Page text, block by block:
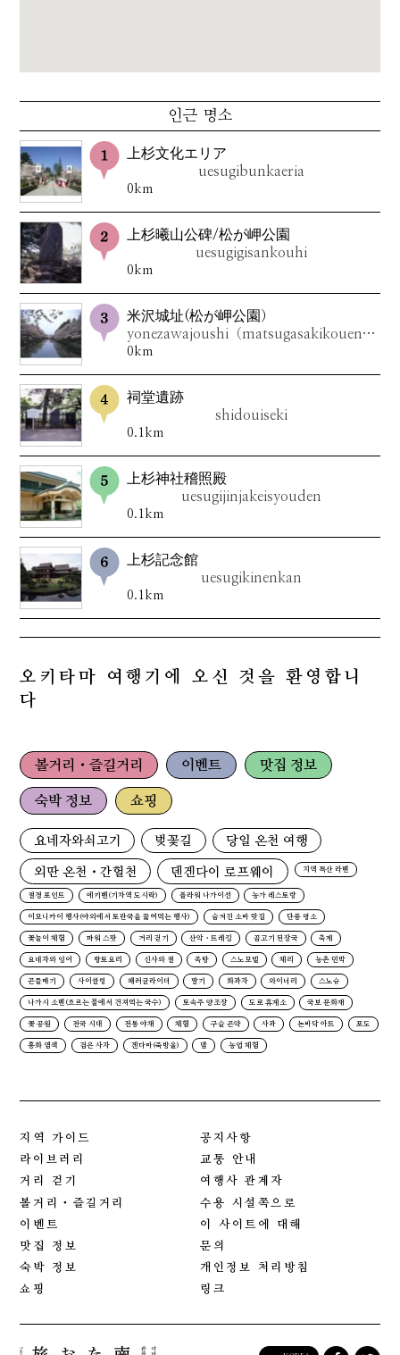
인근 명소
上杉文化エリア
uesugibunkaeria
0km
上杉曦山公碑/松が岬公園
uesugigisankouhi
0km
米沢城址(松が岬公園）
yonezawajoushi（matsugasakikouen）
0km
祠堂遺跡
shidouiseki
0.1km
上杉神社稽照殿
uesugijinjakeisyouden
0.1km
上杉記念館
uesugikinenkan
0.1km
오키타마 여행기에 오신 것을 환영합니
다
볼거리・즐길거리 이벤트 맛집 정보
숙박 정보 쇼핑
요네자와쇠고기 벚꽃길 당일 온천 여행
외딴 온천・간헐천 덴겐다이 로프웨이 지역 특산 라멘
절경 포인트 에키벤(기차역 도시락) 플라워 나가이선 농가 레스토랑
이모니카이 행사(야외에서 토란국을 끓여먹는 행사) 숨겨진 소바 맛집 단풍 명소
꽃놀이 체험 파워 스팟 거리 걷기 산악・트레킹 곰고기 된장국 축제
요네자와 잉어 향토요리 신사와 절 족탕 스노모빌 체리 농촌 민박
곤들매기 사이클링 패러글라이더 딸기 화과자 와이너리 스노슈
나가시 소멘(흐르는 물에서 건져먹는 국수) 토속주 양조장 도로 휴게소 국보 문화재
꽃 공원 전국 시대 전통 야채 체험 구슬 곤약 사과 논바닥 아트 포도
홍화 염색 검은 사자 겐다마(죽방울) 댐 농업 체험
지역 가이드
라이브러리
거리 걷기
볼거리・즐길거리
이벤트
맛집 정보
숙박 정보
쇼핑
공지사항
교통 안내
여행사 관계자
수용 시설쪽으로
이 사이트에 대해
문의
개인정보 처리방침
링크